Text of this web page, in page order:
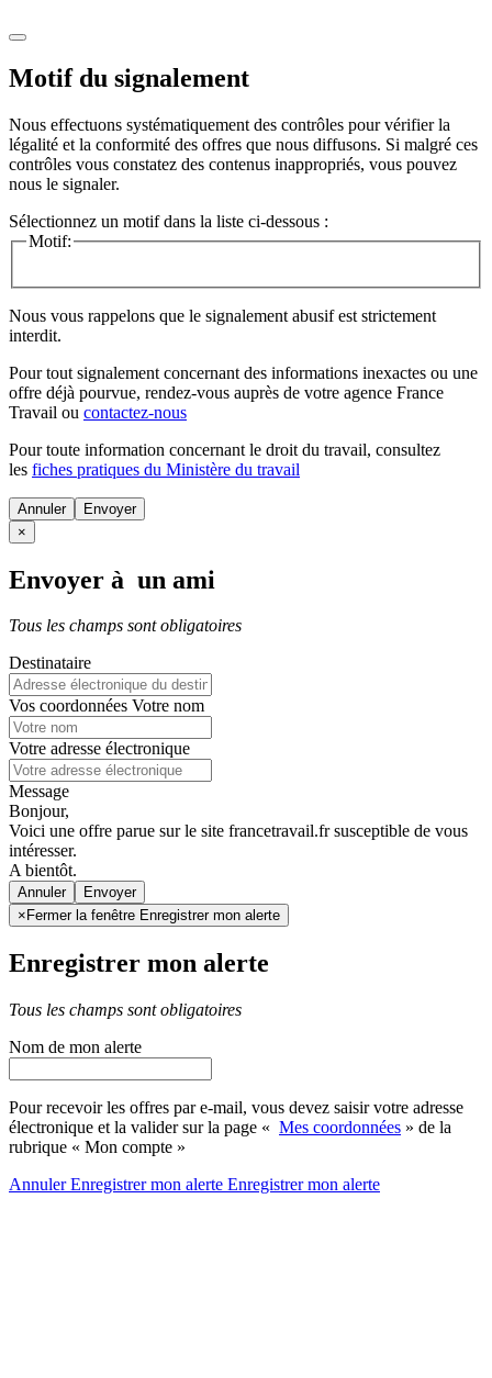
Motif du signalement
Nous effectuons systématiquement des contrôles pour vérifier la
légalité et la conformité des offres que nous diffusons. Si malgré ces
contrôles vous constatez des contenus inappropriés, vous pouvez
nous le signaler.
Sélectionnez un motif dans la liste ci-dessous :
Motif:
Nous vous rappelons que le signalement abusif est strictement
interdit.
Pour tout signalement concernant des informations inexactes ou une
offre déjà pourvue, rendez-vous auprès de votre agence France
Travail ou contactez-nous
Pour toute information concernant le droit du travail, consultez
les fiches pratiques du Ministère du travail
Annuler
×
Envoyer à un ami
Tous les champs sont obligatoires
Destinataire
Vos coordonnées Votre nom
Votre adresse électronique
Message
Bonjour,
Voici une offre parue sur le site francetravail.fr susceptible de vous
intéresser.
A bientôt.
Annuler
× Fermer la fenêtre Enregistrer mon alerte
Enregistrer mon alerte
Tous les champs sont obligatoires
Nom de mon alerte
Pour recevoir les offres par e-mail, vous devez saisir votre adresse
électronique et la valider sur la page « Mes coordonnées » de la
rubrique « Mon compte »
AnnulerEnregistrer mon alerte Enregistrermon alerte